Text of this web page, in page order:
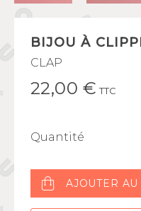
BIJOU À
CLAP
22,00 € TTC
Quantité
AJOUTER